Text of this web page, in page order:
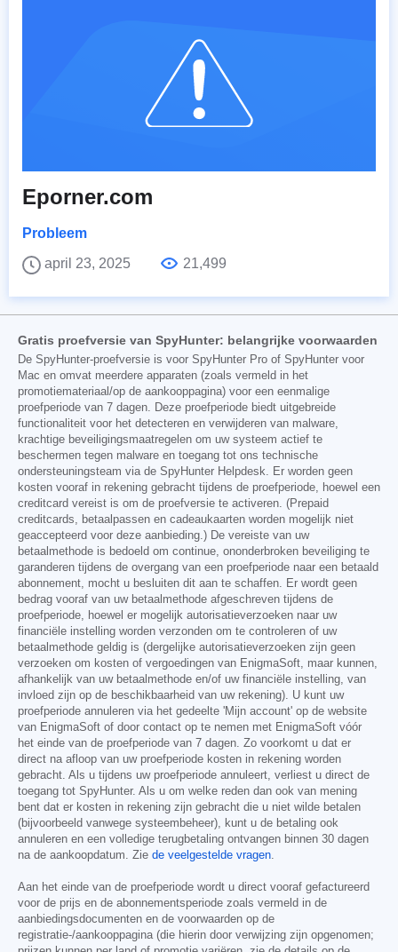
Eporner.com
Probleem
april 23, 2025
21,499
Gratis proefversie van SpyHunter: belangrijke voorwaarden
De SpyHunter-proefversie is voor SpyHunter Pro of SpyHunter voor
Mac en omvat meerdere apparaten (zoals vermeld in het
promotiemateriaal/op de aankooppagina) voor een eenmalige
proefperiode van 7 dagen. Deze proefperiode biedt uitgebreide
functionaliteit voor het detecteren en verwijderen van malware,
krachtige beveiligingsmaatregelen om uw systeem actief te
beschermen tegen malware en toegang tot ons technische
ondersteuningsteam via de SpyHunter Helpdesk. Er worden geen
kosten vooraf in rekening gebracht tijdens de proefperiode, hoewel een
creditcard vereist is om de proefversie te activeren. (Prepaid
creditcards, betaalpassen en cadeaukaarten worden mogelijk niet
geaccepteerd voor deze aanbieding.) De vereiste van uw
betaalmethode is bedoeld om continue, ononderbroken beveiliging te
garanderen tijdens de overgang van een proefperiode naar een betaald
abonnement, mocht u besluiten dit aan te schaffen. Er wordt geen
bedrag vooraf van uw betaalmethode afgeschreven tijdens de
proefperiode, hoewel er mogelijk autorisatieverzoeken naar uw
financiële instelling worden verzonden om te controleren of uw
betaalmethode geldig is (dergelijke autorisatieverzoeken zijn geen
verzoeken om kosten of vergoedingen van EnigmaSoft, maar kunnen,
afhankelijk van uw betaalmethode en/of uw financiële instelling, van
invloed zijn op de beschikbaarheid van uw rekening). U kunt uw
proefperiode annuleren via het gedeelte 'Mijn account' op de website
van EnigmaSoft of door contact op te nemen met EnigmaSoft vóór
het einde van de proefperiode van 7 dagen. Zo voorkomt u dat er
direct na afloop van uw proefperiode kosten in rekening worden
gebracht. Als u tijdens uw proefperiode annuleert, verliest u direct de
toegang tot SpyHunter. Als u om welke reden dan ook van mening
bent dat er kosten in rekening zijn gebracht die u niet wilde betalen
(bijvoorbeeld vanwege systeembeheer), kunt u de betaling ook
annuleren en een volledige terugbetaling ontvangen binnen 30 dagen
na de aankoopdatum. Zie de veelgestelde vragen.
Aan het einde van de proefperiode wordt u direct vooraf gefactureerd
voor de prijs en de abonnementsperiode zoals vermeld in de
aanbiedingsdocumenten en de voorwaarden op de
registratie-/aankooppagina (die hierin door verwijzing zijn opgenomen;